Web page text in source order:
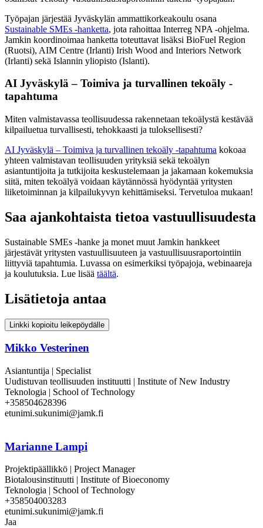
Työpajan järjestää Jyväskylän ammattikorkeakoulu osana
Sustainable SMEs -hanketta, jota rahoittaa Interreg NPA -ohjelma.
Jamkin koordinoimaa hanketta toteuttavat lisäksi BioFuel Region
(Ruotsi), AIM Centre (Irlanti) Irish Wood and Interiors Network
(Irlanti) sekä Islannin yliopisto (Islanti).
AI Jyväskylä – Toimiva ja turvallinen tekoäly -
tapahtuma
Miten valmistavassa teollisuudessa rakennetaan tekoälystä kestävää
kilpailuetua turvallisesti, tehokkaasti ja tuloksellisesti?
AI Jyväskylä – Toimiva ja turvallinen tekoäly -tapahtuma kokoaa
yhteen valmistavan teollisuuden yrityksiä sekä tekoälyn
asiantuntijoita ja tutkijoita keskustelemaan ja jakamaan kokemuksia
siitä, miten tekoälyä voidaan käytännössä hyödyntää yritysten
liiketoiminnan ja kilpailukyvyn kehittämiseksi. Tervetuloa mukaan!
Saa ajankohtaista tietoa vastuullisuudesta
Sustainable SMEs -hanke ja monet muut Jamkin hankkeet
järjestävät yritysten vastuullisuuteen ja vastuullisuusraportointiin
liittyviä tapahtumia. Luvassa on esimerkiksi työpajoja, webinaareja
ja koulutuksia. Lue lisää täältä.
Lisätietoja antaa
Linkki kopioitu leikepöydälle
Mikko Vesterinen
Asiantuntija | Specialist
Uudistuvan teollisuuden instituutti | Institute of New Industry
Teknologia | School of Technology
+358504628396
etunimi.sukunimi@jamk.fi
Marianne Lampi
Projektipäällikkö | Project Manager
Biotalousinstituutti | Institute of Bioeconomy
Teknologia | School of Technology
+358504003283
etunimi.sukunimi@jamk.fi
Jaa